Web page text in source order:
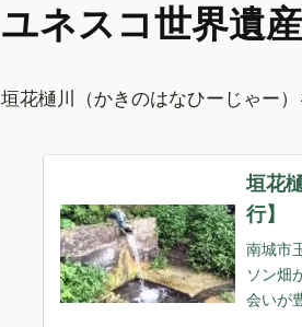
ユネスコ世界
垣花樋川（かきのはなひーじゃー）
垣花
行】
南城市
ソン畑
会いが